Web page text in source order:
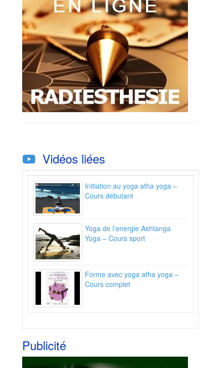
Vidéos liées
Initiation au yoga atha yoga –
Cours débutant
Yoga de l’energie Ashtanga
Yoga – Cours sport
Forme avec yoga atha yoga –
Cours complet
Publicité